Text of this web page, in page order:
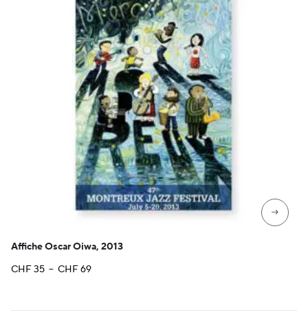
→
Affiche Oscar Oiwa, 2013
CHF35 – CHF69Plage
CHF 35